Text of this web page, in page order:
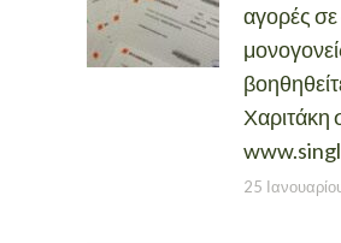
αγορές
Χαριτάκη
25